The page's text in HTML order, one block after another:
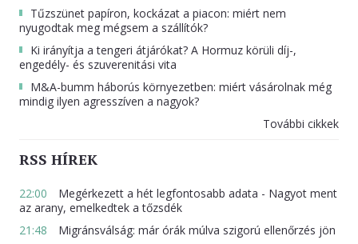
Tűzszünet papíron, kockázat a piacon: miért nem
nyugodtak meg mégsem a szállítók?
Ki irányítja a tengeri átjárókat? A Hormuz körüli díj-,
engedély- és szuverenitási vita
M&A-bumm háborús környezetben: miért vásárolnak még
mindig ilyen agresszíven a nagyok?
További cikkek
RSS HÍREK
22:00
Megérkezett a hét legfontosabb adata - Nagyot ment
az arany, emelkedtek a tőzsdék
21:48
Migránsválság: már órák múlva szigorú ellenőrzés jön